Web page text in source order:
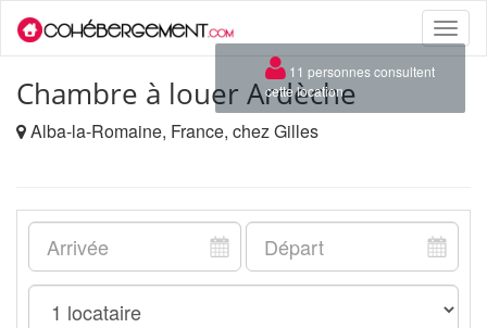
Toggle
Chambre à louer Ardèche
Alba-la-Romaine, France, chez Gilles
×
11 personnes consultent
cette location